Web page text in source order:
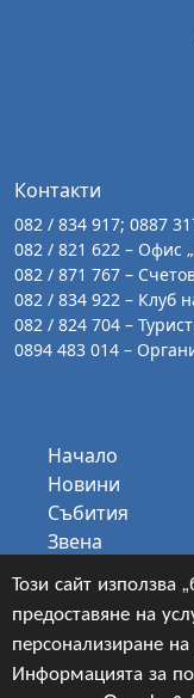
Този сайт използва
предоставяне на
персонализиране
Информацията за
Контакти
082 / 834 917; 0887
082 / 821 622 – Офис
082 / 871 767 –
082 / 834 922 – Клуб
082 / 824 704 –
0894 483 014 –
Начало
Новини
Събития
Звена
За нас
Контакти